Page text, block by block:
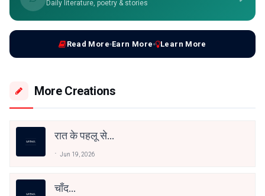
Daily literature, poetry & stories
Read More Earn More Learn More
More Creations
रात के पहलू से...
Jun 19, 2026
चाँद...